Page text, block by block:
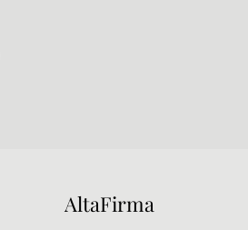
AltaFirma